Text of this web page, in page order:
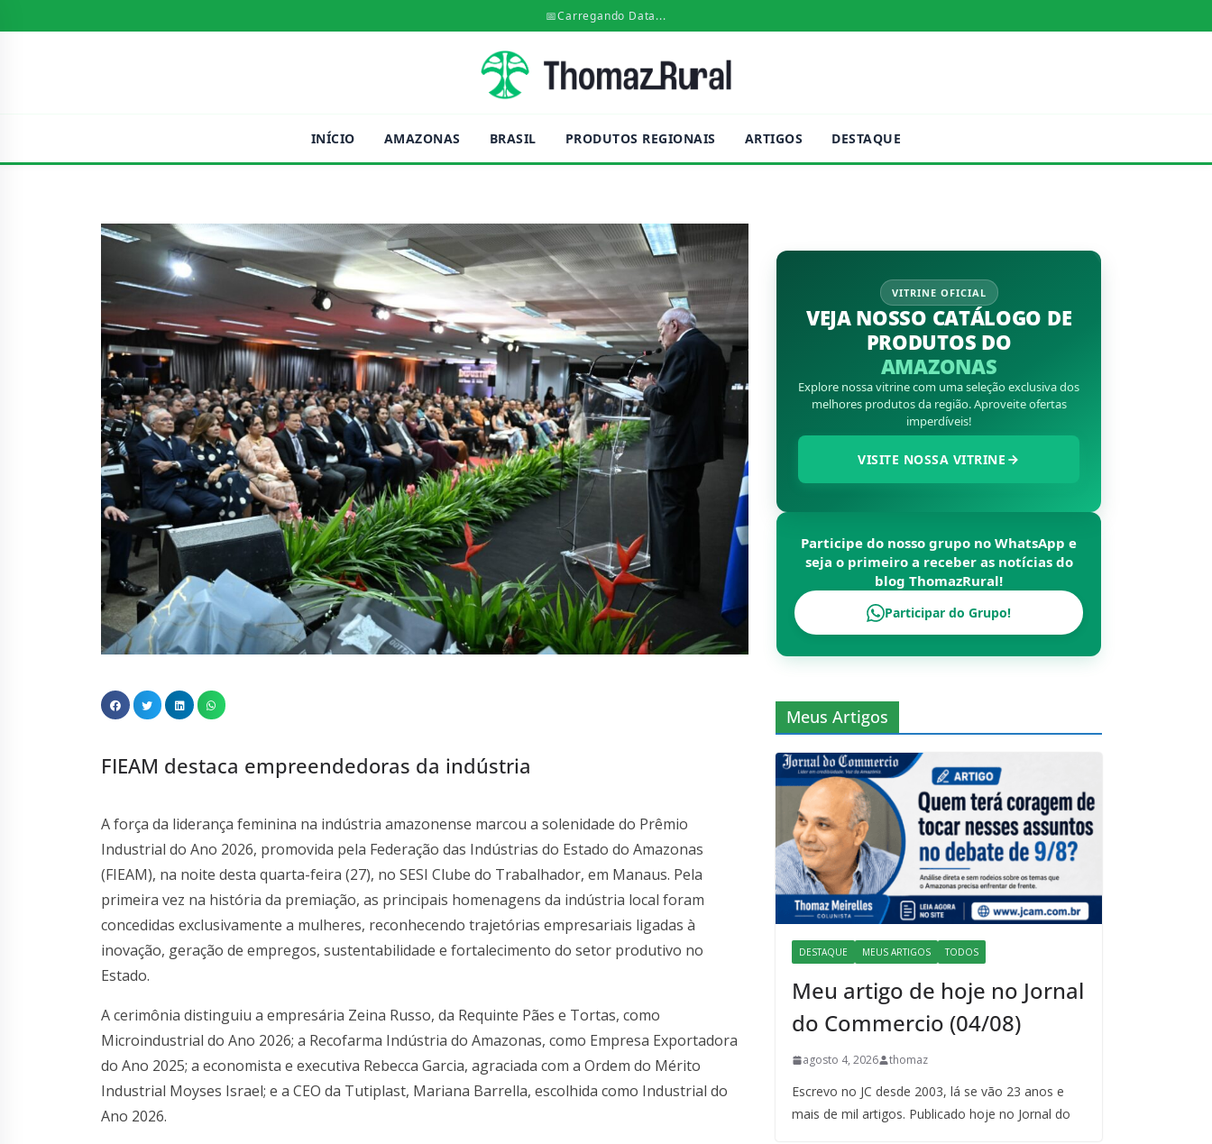
📅Carregando Data...
INÍCIO AMAZONAS BRASIL PRODUTOS REGIONAIS ARTIGOS DESTAQUE
FIEAM destaca empreendedoras da indústria
A força da liderança feminina na indústria amazonense marcou a solenidade do Prêmio
Industrial do Ano 2026, promovida pela Federação das Indústrias do Estado do Amazonas
(FIEAM), na noite desta quarta-feira (27), no SESI Clube do Trabalhador, em Manaus. Pela
primeira vez na história da premiação, as principais homenagens da indústria local foram
concedidas exclusivamente a mulheres, reconhecendo trajetórias empresariais ligadas à
inovação, geração de empregos, sustentabilidade e fortalecimento do setor produtivo no
Estado.
A cerimônia distinguiu a empresária Zeina Russo, da Requinte Pães e Tortas, como
Microindustrial do Ano 2026; a Recofarma Indústria do Amazonas, como Empresa Exportadora
do Ano 2025; a economista e executiva Rebecca Garcia, agraciada com a Ordem do Mérito
Industrial Moyses Israel; e a CEO da Tutiplast, Mariana Barrella, escolhida como Industrial do
Ano 2026.
VITRINE OFICIAL
VEJA NOSSO CATÁLOGO DE
PRODUTOS DO
AMAZONAS
Explore nossa vitrine com uma seleção exclusiva dos
melhores produtos da região. Aproveite ofertas
imperdíveis!
VISITE NOSSA VITRINE
Participe do nosso grupo no WhatsApp e
seja o primeiro a receber as notícias do
blogThomazRural!
Participar do Grupo!
Meus Artigos
DESTAQUE MEUS ARTIGOS TODOS
Meu artigo de hoje no Jornal
do Commercio (04/08)
agosto 4, 2026 thomaz
Escrevo no JC desde 2003, lá se vão 23 anos e
mais de mil artigos. Publicado hoje no Jornal do